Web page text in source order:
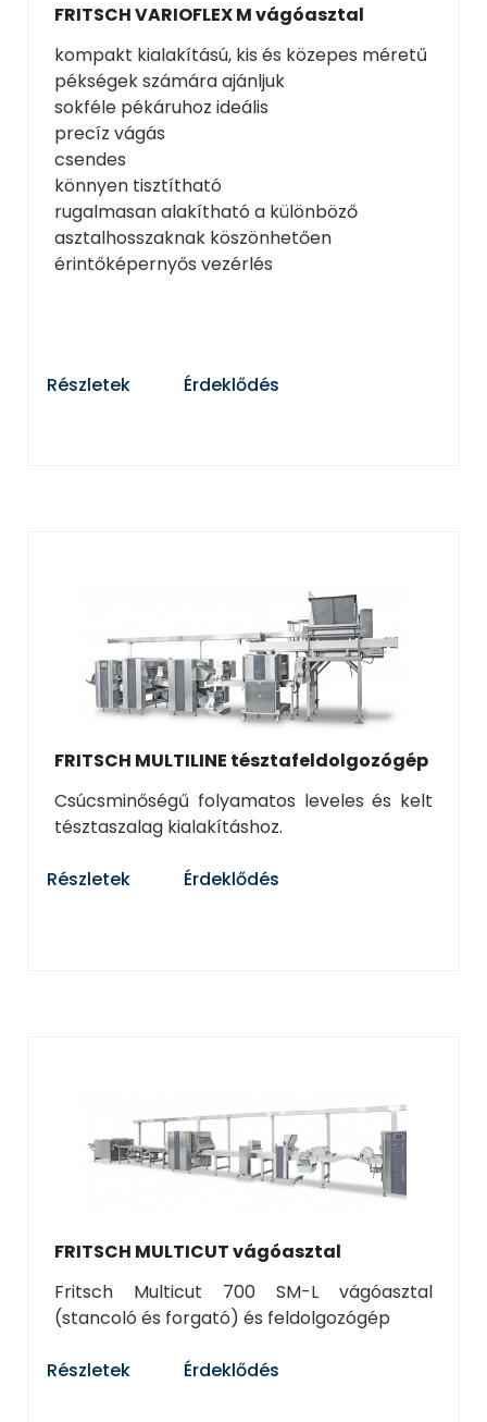
FRITSCH VARIOFLEX M vágóasztal
kompakt kialakítású, kis és közepes méretű
pékségek számára ajánljuk
sokféle pékáruhoz ideális
precíz vágás
csendes
könnyen tisztítható
rugalmasan alakítható a különböző
asztalhosszaknak köszönhetően
érintőképernyős vezérlés
Részletek Érdeklődés
FRITSCH MULTILINE tésztafeldolgozógép
Csúcsminőségű folyamatos leveles és kelt
tésztaszalag kialakításhoz.
Részletek Érdeklődés
FRITSCH MULTICUT vágóasztal
Fritsch Multicut 700 SM-L vágóasztal
(stancoló és forgató) és feldolgozógép
Részletek Érdeklődés